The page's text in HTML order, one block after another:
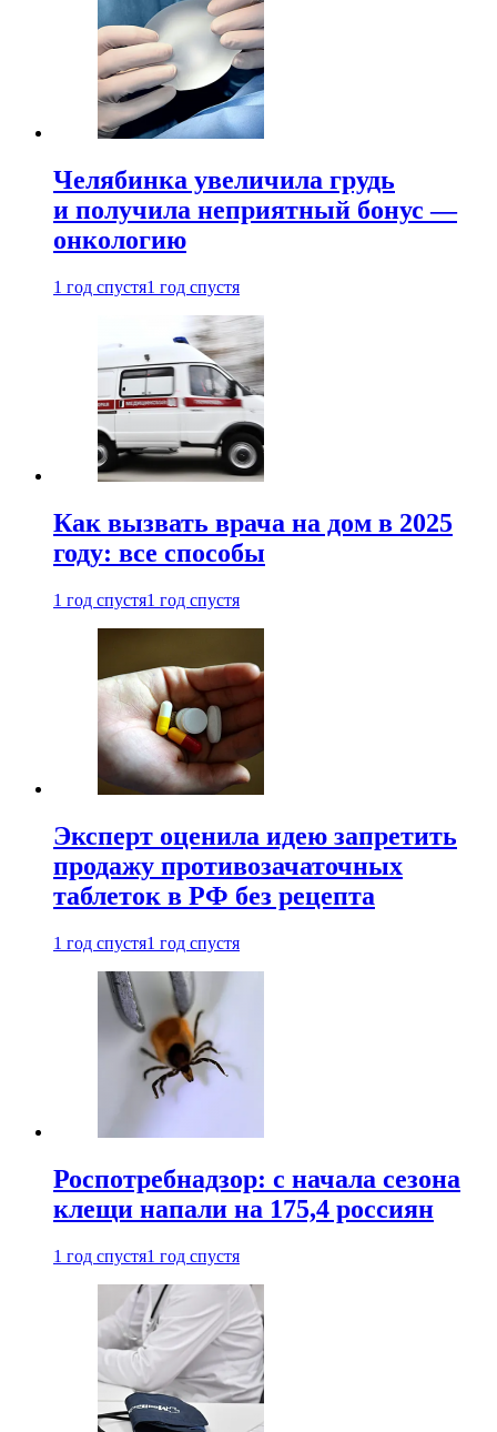
Челябинка увеличила грудь
и получила неприятный бонус —
онкологию
1 год спустя1 год спустя
Как вызвать врача на дом в 2025
году: все способы
1 год спустя1 год спустя
Эксперт оценила идею запретить
продажу противозачаточных
таблеток в РФ без рецепта
1 год спустя1 год спустя
Роспотребнадзор: с начала сезона
клещи напали на 175,4 россиян
1 год спустя1 год спустя